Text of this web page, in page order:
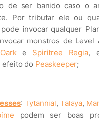
de ser banido caso o
Por tributar ele ou
invocar qualquer
monstros de Level
e Spiritree Regia,
efeito do Peaskeeper;
: Tytannial, Talaya,
podem ser boas